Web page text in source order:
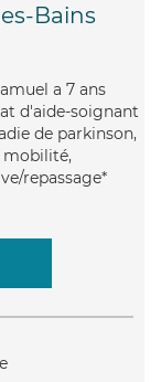
Bains
a 7 ans
d'aide-soignant
de parkinson,
mobilité,
repassage*